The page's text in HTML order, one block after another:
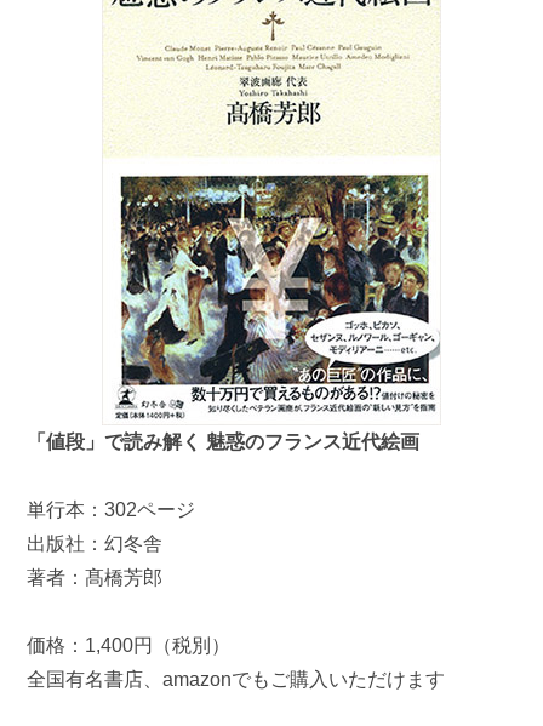
「値段」で読み解く 魅惑のフランス近代絵画
単行本：302ページ
出版社：幻冬舎
著者：髙橋芳郎
価格：1,400円（税別）
全国有名書店、amazonでもご購入いただけます